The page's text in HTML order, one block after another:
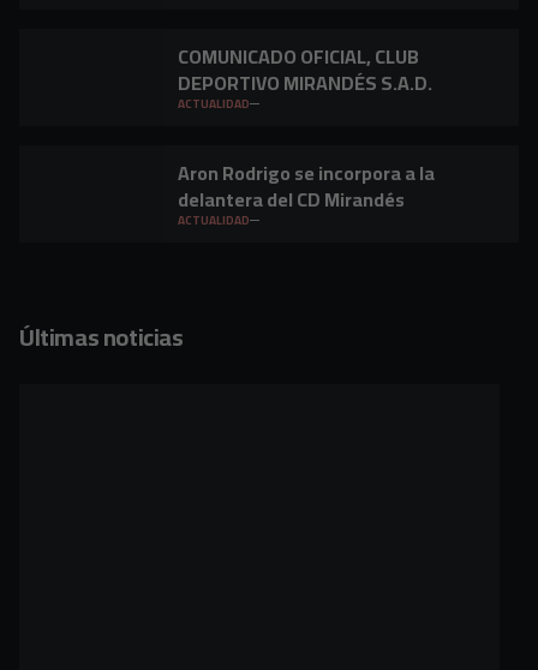
COMUNICADO OFICIAL, CLUB
DEPORTIVO MIRANDÉS S.A.D.
ACTUALIDAD
Aron Rodrigo se incorpora a la
delantera del CD Mirandés
ACTUALIDAD
Últimas noticias